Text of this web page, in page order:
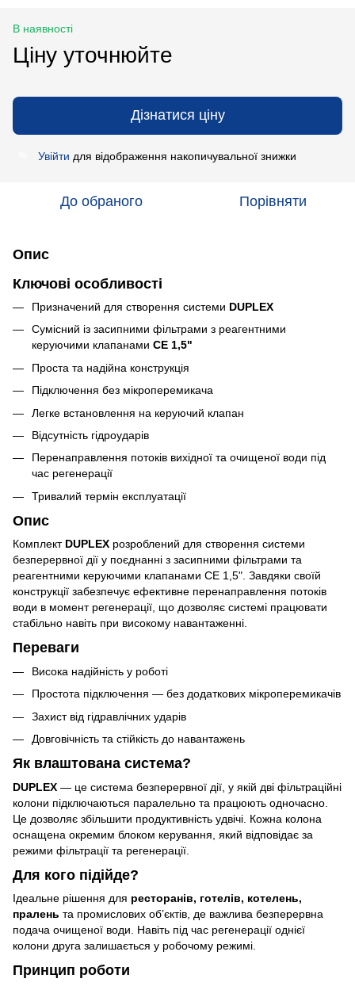
В наявності
Ціну уточнюйте
Дізнатися ціну
Увійти для відображення накопичувальної знижки
До обраного Порівняти
Опис
Ключові особливості
Призначений для створення системи DUPLEX
Сумісний із засипними фільтрами з реагентними
керуючими клапанами СЕ 1,5"
Проста та надійна конструкція
Підключення без мікроперемикача
Легке встановлення на керуючий клапан
Відсутність гідроударів
Перенаправлення потоків вихідної та очищеної води під
час регенерації
Тривалий термін експлуатації
Опис
Комплект DUPLEX розроблений для створення системи
безперервної дії у поєднанні з засипними фільтрами та
реагентними керуючими клапанами СЕ 1,5". Завдяки своїй
конструкції забезпечує ефективне перенаправлення потоків
води в момент регенерації, що дозволяє системі працювати
стабільно навіть при високому навантаженні.
Переваги
Висока надійність у роботі
Простота підключення — без додаткових мікроперемикачів
Захист від гідравлічних ударів
Довговічність та стійкість до навантажень
Як влаштована система?
DUPLEX — це система безперервної дії, у якій дві фільтраційні
колони підключаються паралельно та працюють одночасно.
Це дозволяє збільшити продуктивність удвічі. Кожна колона
оснащена окремим блоком керування, який відповідає за
режими фільтрації та регенерації.
Для кого підійде?
Ідеальне рішення для ресторанiв, готелiв, котелень,
пралень та промислових об’єктів, де важлива безперервна
подача очищеної води. Навіть під час регенерації однієї
колони друга залишається у робочому режимі.
Принцип роботи